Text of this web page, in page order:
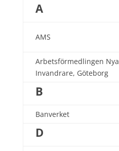
A
AMS
Arbetsförmedlingen Nya
Invandrare, Göteborg
B
Banverket
D